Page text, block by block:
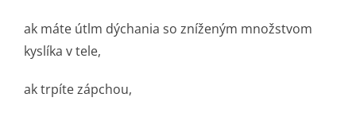
ak máte útlm dýchania so zníženým množstvom
kyslíka v tele,
ak trpíte zápchou,